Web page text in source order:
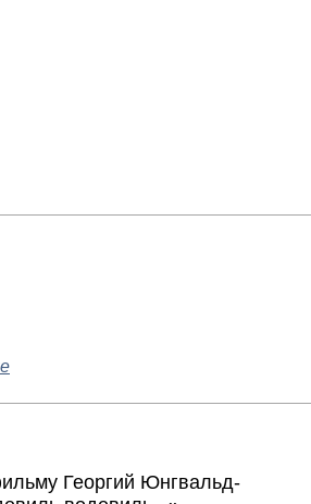
Георгий Юнгвальд-